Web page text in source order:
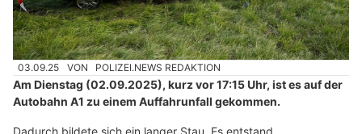
03.09.25 VON POLIZEI.NEWS REDAKTION
Am Dienstag (02.09.2025), kurz vor 17:15 Uhr, ist es auf der
Autobahn A1 zu einem Auffahrunfall gekommen.